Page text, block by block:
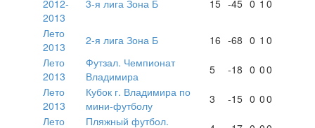
2012-
2013
3-я лига Зона Б 15 -45 0 1 0
Лето
2013
2-я лига Зона Б 16 -68 0 1 0
Лето
2013
Футзал. Чемпионат
Владимира
5 -18 0 00
Лето
2013
Кубок г. Владимира по
мини-футболу
3 -15 0 00
Лето
Пляжный футбол.